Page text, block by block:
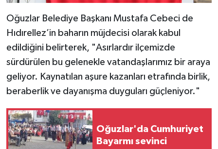
Oğuzlar Belediye Başkanı Mustafa Cebeci de
Hıdırellez’in baharın müjdecisi olarak kabul
edildiğini belirterek, "Asırlardır ilçemizde
sürdürülen bu gelenekle vatandaşlarımız bir araya
geliyor. Kaynatılan aşure kazanları etrafında birlik,
beraberlik ve dayanışma duyguları güçleniyor."
Oğuzlar'da Cumhuriyet
Bayarmı sevinci